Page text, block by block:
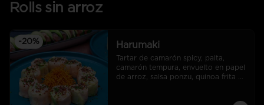
Rolls sin arroz
-20% Harumaki
Tartar de camarón spicy, palta,
camarón tempura, envuelto en papel
de arroz, salsa ponzu, quinoa frita y